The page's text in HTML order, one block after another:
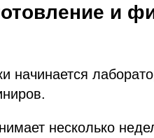
и
начинается
несколько